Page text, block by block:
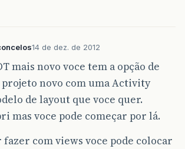
14 de dez. de 2012
mais novo voce tem a opção de
novo com uma Activity
de layout que voce quer.
mas voce pode começar por lá.
fazer com views voce pode colocar